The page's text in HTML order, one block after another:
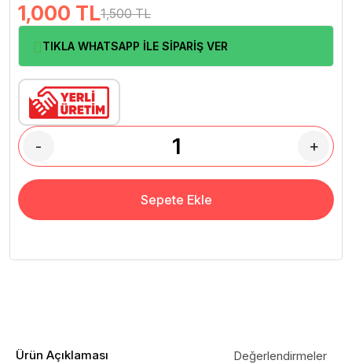
1,000 TL1,500 TL
TIKLA WHATSAPP İLE SİPARİŞ VER
- +
Sepete Ekle
Ürün Açıklaması Değerlendirmeler